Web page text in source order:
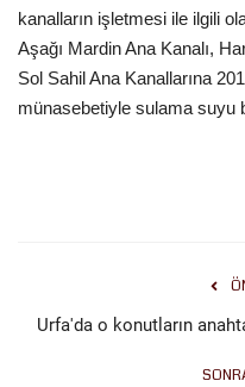
Ekonomi
Siyaset
Sağlık
kanalların işletmesi ile ilgili
Aşağı Mardin Ana Kanalı,
Sol Sahil Ana Kanallarına
münasebetiyle sulama suyu
Urfa'da o konutların